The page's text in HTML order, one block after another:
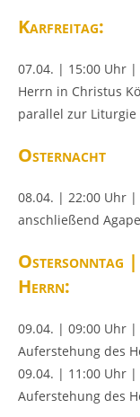
Karfreitag:
07.04. | 15:00 Uhr |
Herrn in Christus
parallel zur Liturgie
Osternacht
08.04. | 22:00 Uhr
anschließend
Ostersonntag |
Herrn:
09.04. | 09:00 Uhr |
Auferstehung des
09.04. | 11:00 Uhr |
Auferstehung des